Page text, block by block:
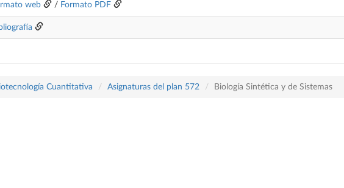
web / Formato PDF
Cuantitativa Asignaturas del plan 572 Biología Sintética y de Sistemas